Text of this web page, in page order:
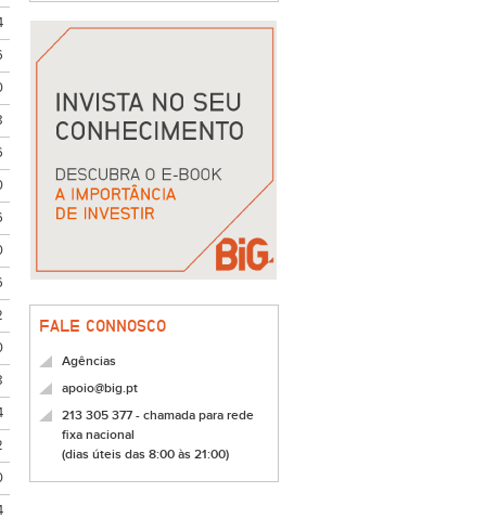
FALE CONNOSCO
Agências
apoio@big.pt
213 305 377 - chamada para rede
fixa nacional
(dias úteis das 8:00 às 21:00)